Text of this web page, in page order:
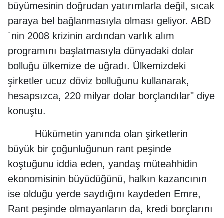
büyümesinin doğrudan yatırımlarla değil, sıcak
paraya bel bağlanmasıyla olması geliyor. ABD
´nin 2008 krizinin ardından varlık alım
programını başlatmasıyla dünyadaki dolar
bolluğu ülkemize de uğradı. Ülkemizdeki
şirketler ucuz döviz bolluğunu kullanarak,
hesapsızca, 220 milyar dolar borçlandılar" diye
konuştu.
Hükümetin yanında olan şirketlerin
büyük bir çoğunluğunun rant peşinde
koştuğunu iddia eden, yandaş müteahhidin
ekonomisinin büyüdüğünü, halkın kazancının
ise olduğu yerde saydığını kaydeden Emre,
Rant peşinde olmayanların da, kredi borçlarını